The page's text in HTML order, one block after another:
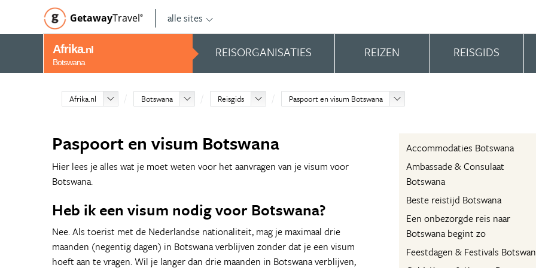
GetawayTravel© alle sites
Afrika.nl
Botswana
REISORGANISATIES REIZEN REISGIDS
Afrika.nl Botswana Reisgids Paspoort en visum Botswana
Accommodaties Botswana
Ambassade & Consulaat
Botswana
Beste reistijd Botswana
Een onbezorgde reis naar
Botswana begint zo
Feestdagen & Festivals
Paspoort en visum Botswana
Hier lees je alles wat je moet weten voor het aanvragen van je visum voor
Botswana.
Heb ik een visum nodig voor Botswana?
Nee. Als toerist met de Nederlandse nationaliteit, mag je maximaal drie
maanden (negentig dagen) in Botswana verblijven zonder dat je een visum
hoeft aan te vragen. Wil je langer dan drie maanden in Botswana verblijven,